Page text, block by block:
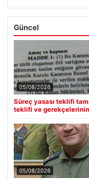
Güncel
05/08/2026
Süreç yasası teklifi
teklifi ve
05/08/2026